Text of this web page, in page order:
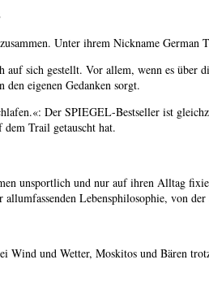
Unter ihrem Nickname
sich gestellt. Vor allem, wenn es
eigenen Gedanken sorgt.
Der SPIEGEL-Bestseller ist
Trail getauscht hat.
unsportlich und nur auf ihren Alltag
Lebensphilosophie, von
Wind und Wetter, Moskitos und Bären